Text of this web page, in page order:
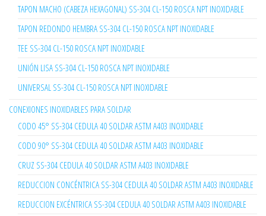
TAPON MACHO (CABEZA HEXAGONAL) SS-304 CL-150 ROSCA NPT INOXIDABLE
TAPON REDONDO HEMBRA SS-304 CL-150 ROSCA NPT INOXIDABLE
TEE SS-304 CL-150 ROSCA NPT INOXIDABLE
UNIÓN LISA SS-304 CL-150 ROSCA NPT INOXIDABLE
UNIVERSAL SS-304 CL-150 ROSCA NPT INOXIDABLE
CONEXIONES INOXIDABLES PARA SOLDAR
CODO 45° SS-304 CEDULA 40 SOLDAR ASTM A403 INOXIDABLE
CODO 90° SS-304 CEDULA 40 SOLDAR ASTM A403 INOXIDABLE
CRUZ SS-304 CEDULA 40 SOLDAR ASTM A403 INOXIDABLE
REDUCCION CONCÉNTRICA SS-304 CEDULA 40 SOLDAR ASTM A403 INOXIDABLE
REDUCCION EXCÉNTRICA SS-304 CEDULA 40 SOLDAR ASTM A403 INOXIDABLE